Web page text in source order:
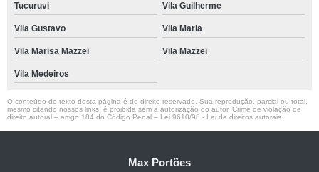
Tucuruvi Vila Guilherme
Vila Gustavo Vila Maria
Vila Marisa Mazzei Vila Mazzei
Vila Medeiros
O conteúdo do texto desta página é de direito reservado. Sua reprodução, parcial ou total,
mesmo citando nossos links, é proibida sem a autorização do autor. Crime de violação de
direito autoral – artigo 184 do Código Penal – Lei 9610/98 - Lei de direitos autorais
Max Portões